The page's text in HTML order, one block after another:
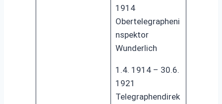
1914
Obertelegrapheni
nspektor
Wunderlich
1.4. 1914 – 30.6.
1921
Telegraphendirek